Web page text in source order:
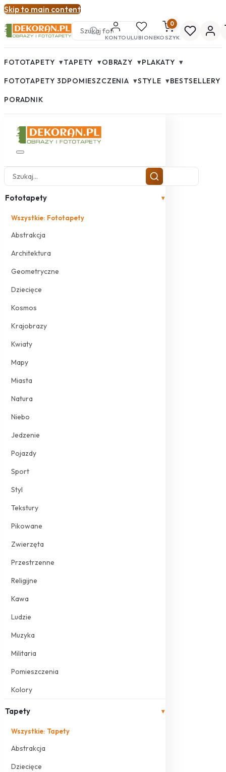
Skip to main content
KONTOULUBIONE
0
KOSZYK
FOTOTAPETY ▾TAPETY ▾OBRAZY ▾PLAKATY ▾
FOTOTAPETY 3DPOMIESZCZENIA ▾STYLE ▾BESTSELLERY
PORADNIK
Fototapety ▾
Wszystkie: Fototapety
Abstrakcja
Architektura
Geometryczne
Dziecięce
Kosmos
Krajobrazy
Kwiaty
Mapy
Miasta
Natura
Niebo
Jedzenie
Pojazdy
Sport
Styl
Tekstury
Pikowane
Zwierzęta
Przestrzenne
Religijne
Kawa
Ludzie
Muzyka
Militaria
Pomieszczenia
Kolory
Tapety ▾
Wszystkie: Tapety
Abstrakcja
Dziecięce